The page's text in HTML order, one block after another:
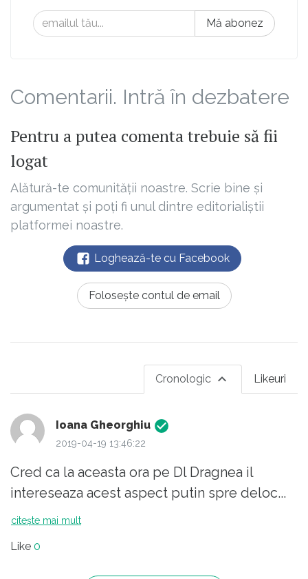
Mă abonez
Comentarii. Intră în dezbatere
Pentru a putea comenta trebuie să fii
logat
Alătură-te comunității noastre. Scrie bine și
argumentat și poți fi unul dintre editorialiștii
platformei noastre.
Loghează-te cu Facebook
Folosește contul de email
Likeuri
Cronologic
Ioana Gheorghiu
2019-04-19 13:46:22
Cred ca la aceasta ora pe Dl Dragnea il
intereseaza acest aspect putin spre deloc...
citește mai mult
Like 0